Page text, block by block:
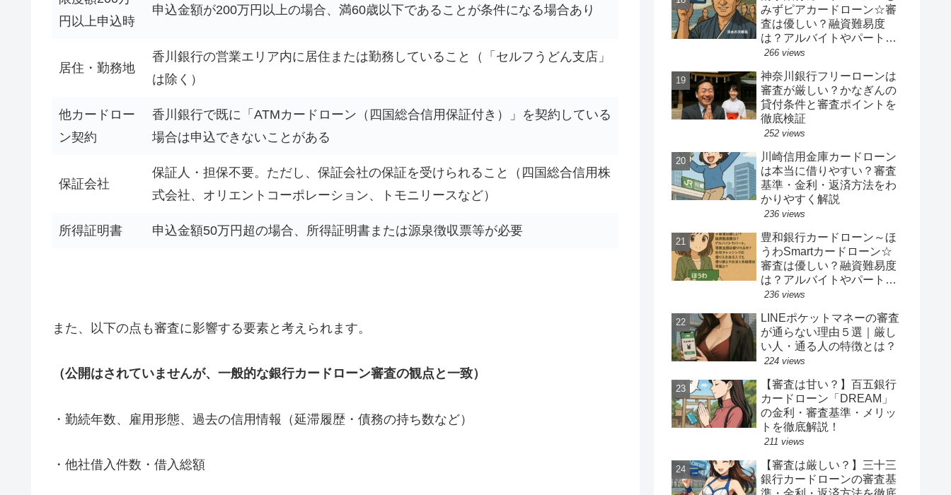
円以上申込時
申込金額が200万円以上の場合、満60歳以下であることが条件になる場合あり
居住・勤務地
香川銀行の営業エリア内に居住または勤務していること（「セルフうどん支店」
は除く）
他カードロー
ン契約
香川銀行で既に「ATMカードローン（四国総合信用保証付き）」を契約している
場合は申込できないことがある
保証会社
保証人・担保不要。ただし、保証会社の保証を受けられること（四国総合信用株
式会社、オリエントコーポレーション、トモニリースなど）
所得証明書 申込金額50万円超の場合、所得証明書または源泉徴収票等が必要
また、以下の点も審査に影響する要素と考えられます。
（公開はされていませんが、一般的な銀行カードローン審査の観点と一致）
・勤続年数、雇用形態、過去の信用情報（延滞履歴・債務の持ち数など）
・他社借入件数・借入総額
みずピアカードローン☆審
査は優しい？融資難易度
は？アルバイトやパート、
専業主婦は借りれるか？他
ある人でも借り換えやおま
とめ融資は可能か？
266 views
神奈川銀行フリーローンは
審査が厳しい？かなぎんの
貸付条件と審査ポイントを
徹底検証
252 views
川崎信用金庫カードローン
は本当に借りやすい？審査
基準・金利・返済方法をわ
かりやすく解説
236 views
豊和銀行カードローン～ほ
うわSmartカードローン☆
審査は優しい？融資難易度
は？アルバイトやパート、
専業主婦は借りれるか？他
ある人でも借り換えやおま
とめ融資は可能か？
236 views
LINEポケットマネーの審査
が通らない理由５選｜厳し
い人・通る人の特徴とは？
224 views
【審査は甘い？】百五銀行
カードローン「DREAM」
の金利・審査基準・メリッ
トを徹底解説！
211 views
【審査は厳しい？】三十三
銀行カードローンの審査基